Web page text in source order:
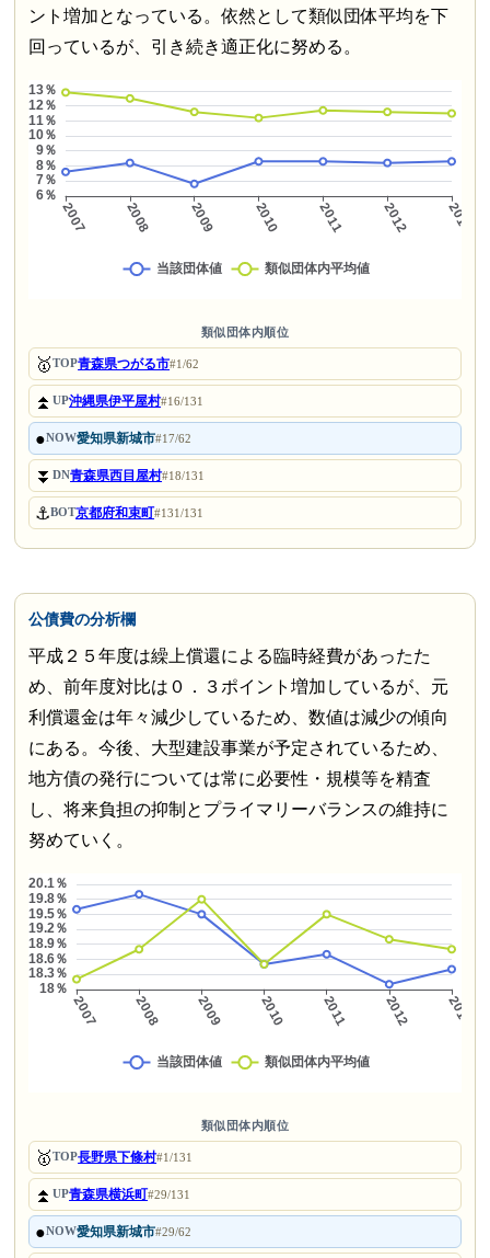
ント増加となっている。依然として類似団体平均を下
回っているが、引き続き適正化に努める。
類似団体内順位
🥇TOP青森県つがる市#1/62
⏫UP沖縄県伊平屋村#16/131
●NOW愛知県新城市#17/62
⏬DN青森県西目屋村#18/131
⚓BOT京都府和束町#131/131
公債費の分析欄
平成２５年度は繰上償還による臨時経費があったた
め、前年度対比は０．３ポイント増加しているが、元
利償還金は年々減少しているため、数値は減少の傾向
にある。今後、大型建設事業が予定されているため、
地方債の発行については常に必要性・規模等を精査
し、将来負担の抑制とプライマリーバランスの維持に
努めていく。
類似団体内順位
🥇TOP長野県下條村#1/131
⏫UP青森県横浜町#29/131
●NOW愛知県新城市#29/62